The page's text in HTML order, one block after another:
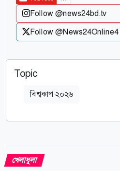
Follow @news24bd.tv
Follow @News24Online4
Topic
বিশ্বকাপ ২০২৬
খেলাধুলা